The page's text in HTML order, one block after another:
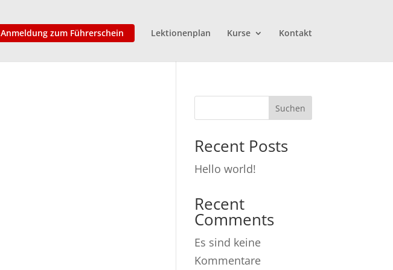
Anmeldung zum Führerschein Lektionenplan Kurse Kontakt
Suchen
Recent Posts
Hello world!
Recent
Comments
Es sind keine
Kommentare